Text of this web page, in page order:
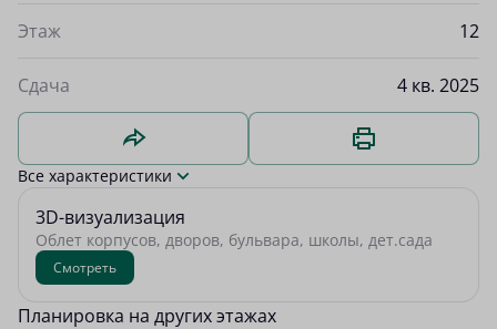
Этаж 12
Сдача 4 кв. 2025
Все характеристики
3D-визуализация
Облет корпусов, дворов, бульвара, школы, дет.сада
Смотреть
Планировка на других этажах